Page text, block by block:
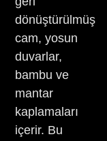
dönüştürülmüş
cam, yosun
duvarlar,
bambu ve
mantar
kaplamaları
içerir. Bu